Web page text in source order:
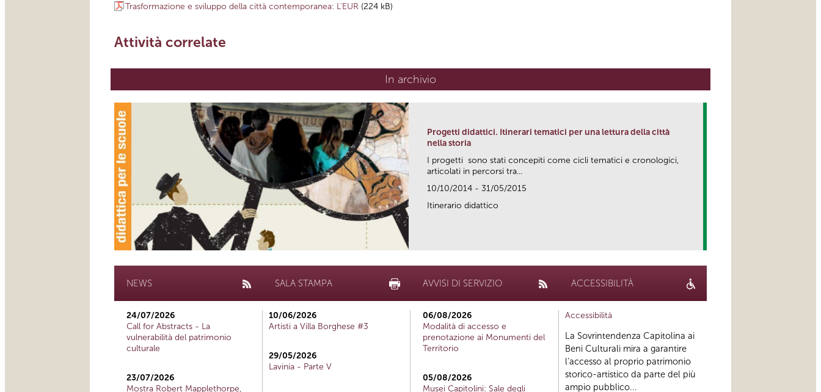
Trasformazione e sviluppo della città contemporanea: L'EUR (224 kB)
Attività correlate
In archivio
Progetti didattici. Itinerari tematici per una lettura della città
nella storia
I progetti sono stati concepiti come cicli tematici e cronologici,
articolati in percorsi tra...
10/10/2014 - 31/05/2015
Itinerario didattico
NEWS
24/07/2026
Call for Abstracts - La
vulnerabilità del patrimonio
culturale
23/07/2026
Mostra Robert Mapplethorpe,
SALA STAMPA
10/06/2026
Artisti a Villa Borghese #3
29/05/2026
Lavinia - Parte V
AVVISI DI SERVIZIO
06/08/2026
Modalità di accesso e
prenotazione ai Monumenti del
Territorio
05/08/2026
Musei Capitolini: Sale degli
ACCESSIBILITÀ
Accessibilità
La Sovrintendenza Capitolina ai
Beni Culturali mira a garantire
l’accesso al proprio patrimonio
storico-artistico da parte del più
ampio pubblico...